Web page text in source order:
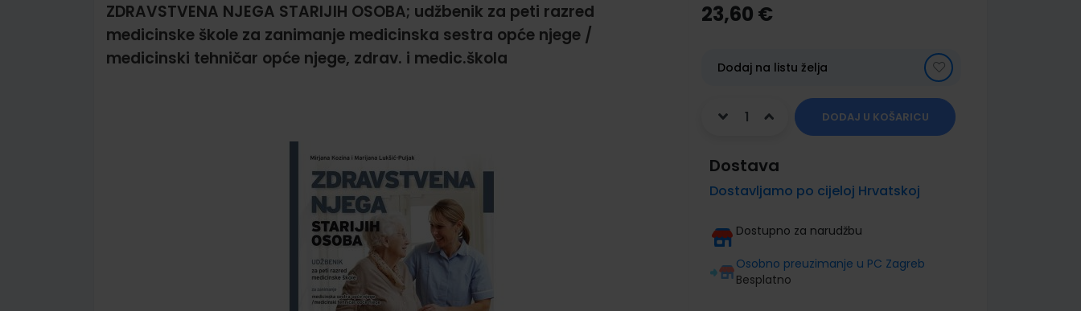
ZDRAVSTVENA NJEGA STARIJIH OSOBA; udžbenik za peti razred
medicinske škole za zanimanje medicinska sestra opće njege /
medicinski tehničar opće njege, zdrav. i medic.škola
23,60 €
Dodaj na listu želja
DODAJ U KOŠARICU
Dostava
Dostavljamo po cijeloj Hrvatskoj
Dostupno za narudžbu
Osobno preuzimanje u PC Zagreb
Besplatno